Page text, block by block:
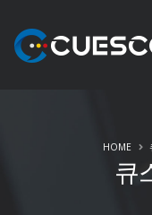
큐
HOME